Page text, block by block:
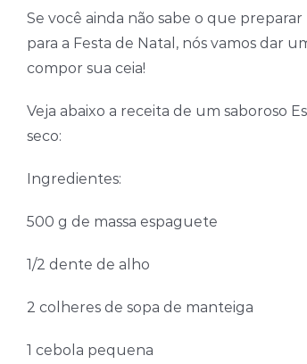
Se você ainda não sabe o que
para a Festa de Natal, nós vamos dar
compor sua ceia!
Veja abaixo a receita de um saboroso
seco:
Ingredientes:
500 g de massa espaguete
1/2 dente de alho
2 colheres de sopa de manteiga
1 cebola pequena